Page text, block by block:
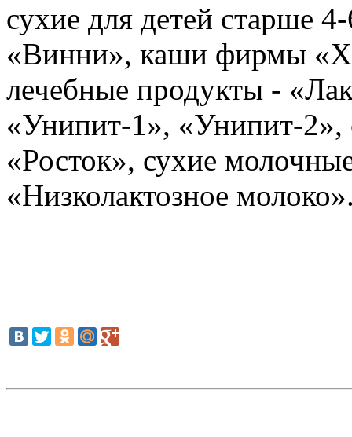
сухие для детей старше
«Винни», каши фирмы
лечебные продукты -
«Унипит-1», «Унипит-2»,
«Росток», сухие
«Низколактозное